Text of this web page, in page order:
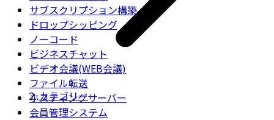
サブスクリプション構築
ドロップシッピング
ノーコード
ビジネスチャット
ビデオ会議(WEB会議)
ファイル転送
ホスティングサーバー
会員管理システム
カテゴリー